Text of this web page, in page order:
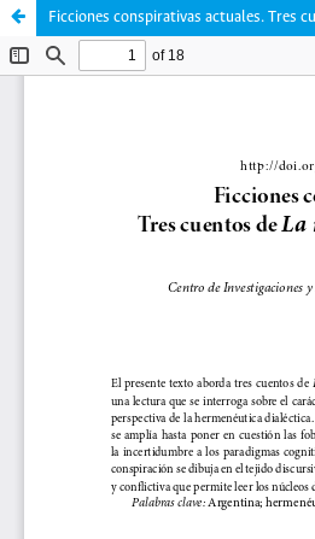
Ficciones conspirativas actuales. Tres